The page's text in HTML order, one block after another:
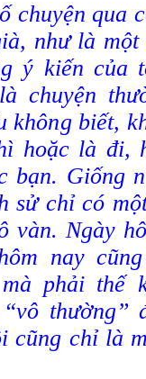
chuyện qua
như là
ý kiến của
chuyện
không biết,
hoặc là đi,
bạn. Giống
sử chỉ có
vàn. Ngày
nay
phải thế
thường”
cũng chỉ là